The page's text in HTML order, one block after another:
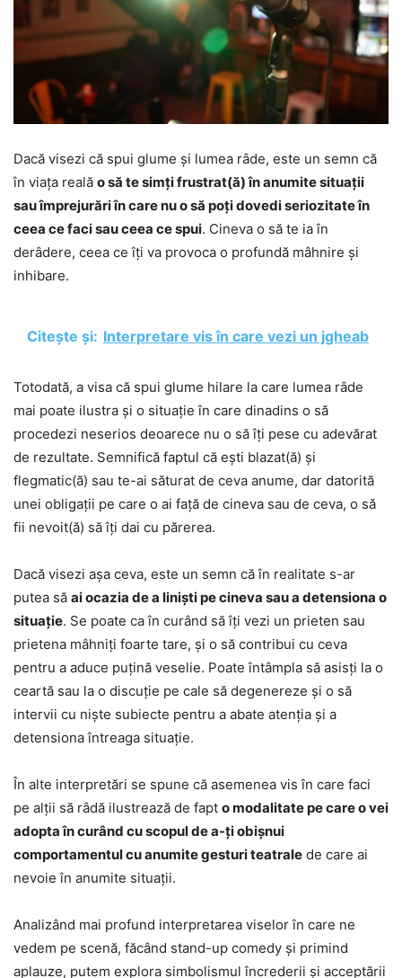
Dacă visezi că spui glume și lumea râde, este un semn că
în viața reală o să te simți frustrat(ă) în anumite situații
sau împrejurări în care nu o să poți dovedi seriozitate în
ceea ce faci sau ceea ce spui. Cineva o să te ia în
derâdere, ceea ce îți va provoca o profundă mâhnire și
inhibare.
Citește și: Interpretare vis în care vezi un jgheab
Totodată, a visa că spui glume hilare la care lumea râde
mai poate ilustra și o situație în care dinadins o să
procedezi neserios deoarece nu o să îți pese cu adevărat
de rezultate. Semnifică faptul că ești blazat(ă) și
flegmatic(ă) sau te-ai săturat de ceva anume, dar datorită
unei obligații pe care o ai față de cineva sau de ceva, o să
fii nevoit(ă) să îți dai cu părerea.
Dacă visezi așa ceva, este un semn că în realitate s-ar
putea să ai ocazia de a liniști pe cineva sau a detensiona o
situație. Se poate ca în curând să îți vezi un prieten sau
prietena mâhniți foarte tare, și o să contribui cu ceva
pentru a aduce puțină veselie. Poate întâmpla să asisți la o
ceartă sau la o discuție pe cale să degenereze și o să
intervii cu niște subiecte pentru a abate atenția și a
detensiona întreaga situație.
În alte interpretări se spune că asemenea vis în care faci
pe alții să râdă ilustrează de fapt o modalitate pe care o vei
adopta în curând cu scopul de a-ți obișnui
comportamentul cu anumite gesturi teatrale de care ai
nevoie în anumite situații.
Analizând mai profund interpretarea viselor în care ne
vedem pe scenă, făcând stand-up comedy și primind
aplauze, putem explora simbolismul încrederii și acceptării